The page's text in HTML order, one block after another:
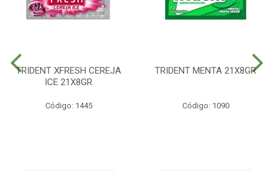
TRIDENT XFRESH CEREJA
ICE 21X8GR
Código: 1445
TRIDENT MENTA 21X8GR
Código: 1090